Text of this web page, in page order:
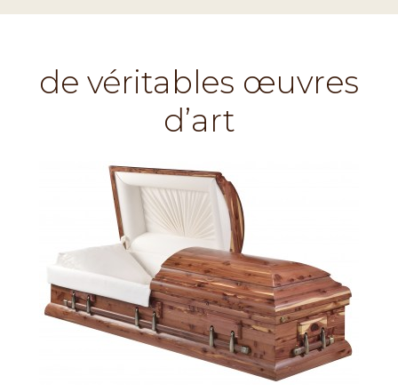
de véritables œuvres
d’art